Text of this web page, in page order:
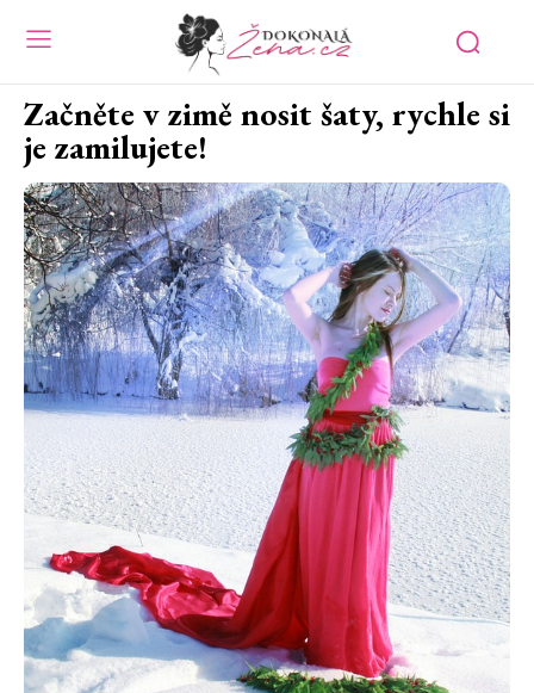
Začněte v zimě nosit šaty, rychle si
je zamilujete!